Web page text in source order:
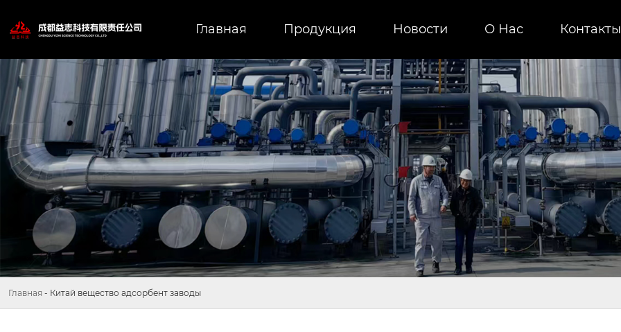
Главная Продукция Новости О Нас Контакты
Главная - Китай вещество адсорбент заводы